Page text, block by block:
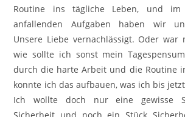
Routine ins tägliche Leben, und
anfallenden Aufgaben haben wir
Unsere Liebe vernachlässigt. Oder war
wie sollte ich sonst mein
durch die harte Arbeit und die Routine
konnte ich das aufbauen, was ich bis
Ich wollte doch nur eine gewisse